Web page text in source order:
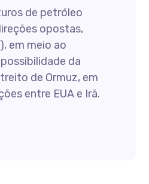
de petróleo
opostas,
em meio ao
da
de Ormuz, em
entre EUA e Irã.